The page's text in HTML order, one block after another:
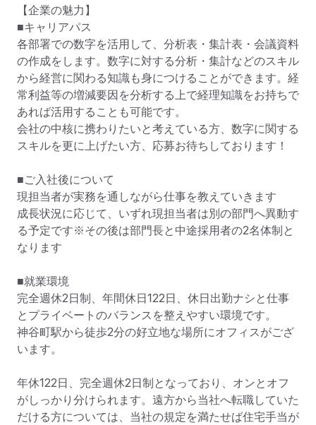
【企業の魅力】
■キャリアパス
各部署での数字を活用して、分析表・集計表・会議資料
の作成をします。数字に対する分析・集計などのスキル
から経営に関わる知識も身につけることができます。経
常利益等の増減要因を分析する上で経理知識をお持ちで
あれば活用することも可能です。
会社の中核に携わりたいと考えている方、数字に関する
スキルを更に上げたい方、応募お待ちしております！
■ご入社後について
現担当者が実務を通しながら仕事を教えていきます
成長状況に応じて、いずれ現担当者は別の部門へ異動す
る予定です※その後は部門長と中途採用者の2名体制と
なります
■就業環境
完全週休2日制、年間休日122日、休日出勤ナシと仕事
とプライベートのバランスを整えやすい環境です。
神谷町駅から徒歩2分の好立地な場所にオフィスがござ
います。
年休122日、完全週休2日制となっており、オンとオフ
がしっかり分けられます。遠方から当社へ転職していた
だける方については、当社の規定を満たせば住宅手当が